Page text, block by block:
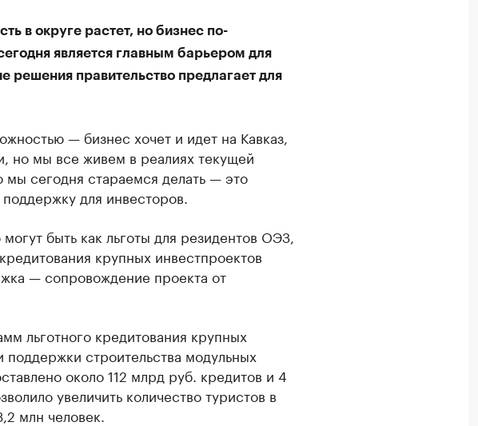
в округе растет, но бизнес по-
является главным барьером для
решения правительство предлагает для
— бизнес хочет и идет на Кавказ,
но мы все живем в реалиях текущей
мы сегодня стараемся делать — это
для инвесторов.
быть как льготы для резидентов ОЭЗ,
крупных инвестпроектов
— сопровождение проекта от
льготного кредитования крупных
строительства модульных
около 112 млрд руб. кредитов и 4
увеличить количество туристов в
млн человек.